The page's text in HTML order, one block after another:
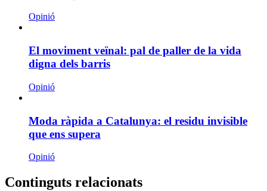
Opinió
El moviment veïnal: pal de paller de la vida
digna dels barris
Opinió
Moda ràpida a Catalunya: el residu invisible
que ens supera
Opinió
Continguts relacionats